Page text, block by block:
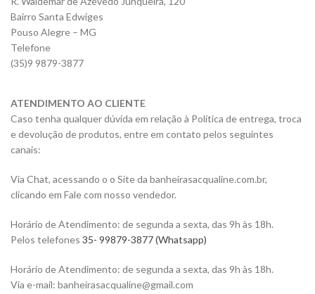
Bairro Santa Edwiges
Pouso Alegre – MG
Telefone
(35)9 9879-3877
ATENDIMENTO AO CLIENTE
Caso tenha qualquer dúvida em relação à Política de entrega, troca
e devolução de produtos, entre em contato pelos seguintes
canais:
Via Chat, acessando o o Site da banheirasacqualine.com.br,
clicando em Fale com nosso vendedor.
Horário de Atendimento: de segunda a sexta, das 9h às 18h.
Pelos telefones 35- 99879-3877(Whatsapp)
Horário de Atendimento: de segunda a sexta, das 9h às 18h.
Via e-mail: banheirasacqualine@gmail.com